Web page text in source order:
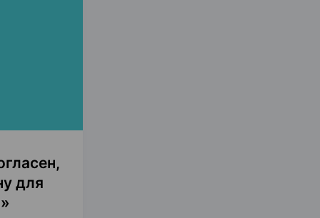
для